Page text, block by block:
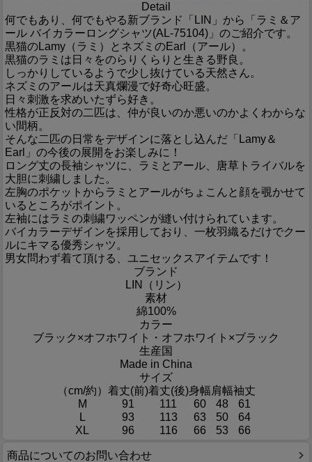
Detail
何でもあり、何でもやる新ブランド「LIN」から「ラミ＆ア
ール バイカラーロングシャツ(AL-75104)」のご紹介です。
黒猫のLamy（ラミ）とネズミのEarl（アール）。
黒猫のラミは日々をのらりくらりと生きる野良。
しっかりしているようで少し抜けている天然さん。
ネズミのアールは天真爛漫で好奇心旺盛。
日々刺激を求めいたずら好き。
性格が正反対の二匹は、仲が良いのか悪いのかよくわからな
い間柄。
そんな二匹の日常をデザインに落とし込んだ「Lamy＆
Earl」の今後の展開をお楽しみに！
ロング丈の長袖シャツに、ラミとアール、唐草トライバルを
大胆に刺繍しました。
左胸のポケットからラミとアールがちょこんと顔を覗かせて
いるところがポイント。
左袖にはラミの刺繍ワッペンが縫い付けられています。
バイカラーデザインを採用しており、一枚羽織るだけでクー
ルにキマる優秀シャツ。
男女問わず着て頂ける、ユニセックスアイテムです！
ブランド
LIN（リン）
素材
綿100%
カラー
ブラック×オフホワイト・オフホワイト×ブラック
生産国
Made in China
サイズ
（cm/約） 着丈(前)着丈(後)身幅肩幅袖丈
M
91 111 60 48
61
L
93 113 63 50
64
XL
96 116 66 53 66
商品についてのお問い合わせ